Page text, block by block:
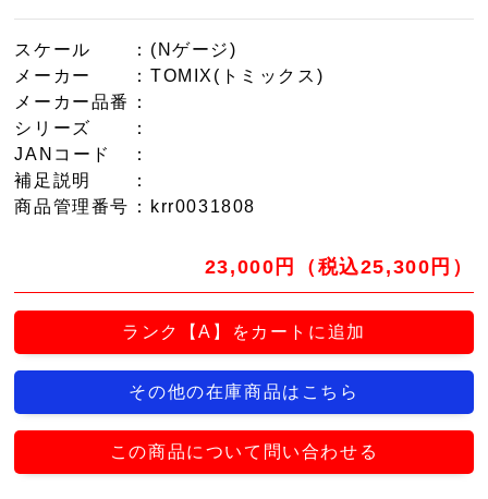
スケール
：(Nゲージ)
メーカー
：TOMIX(トミックス)
メーカー品番
：
シリーズ
：
JANコード
：
補足説明
：
商品管理番号 ：krr0031808
23,000円（税込25,300円）
ランク【A】をカートに追加
その他の在庫商品はこちら
この商品について問い合わせる